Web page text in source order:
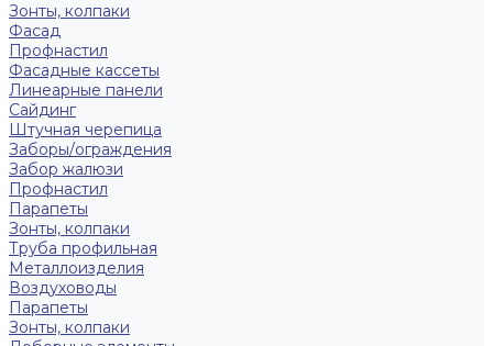
Зонты, колпаки
Фасад
Профнастил
Фасадные кассеты
Линеарные панели
Сайдинг
Штучная черепица
Заборы/ограждения
Забор жалюзи
Профнастил
Парапеты
Зонты, колпаки
Труба профильная
Металлоизделия
Воздуховоды
Парапеты
Зонты, колпаки